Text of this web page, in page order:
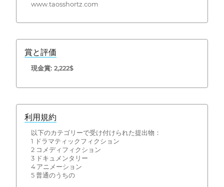
www.taosshortz.com
賞と評価
現金賞: 2,222$
利用規約
以下のカテゴリーで受け付けられた提出物：
1 ドラマティックフィクション
2 コメディフィクション
3 ドキュメンタリー
4 アニメーション
5 普通のうちの